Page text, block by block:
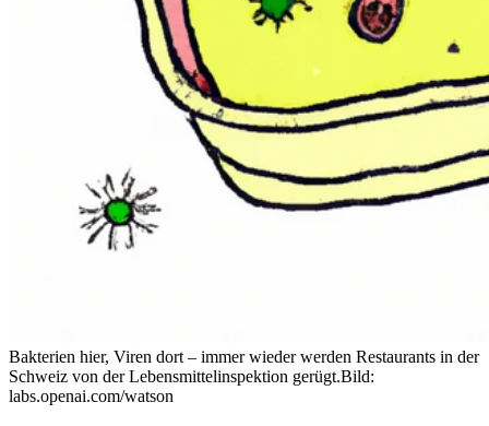
Bakterien hier, Viren dort – immer wieder werden Restaurants in der
Schweiz von der Lebensmittelinspektion gerügt.Bild:
labs.openai.com/watson